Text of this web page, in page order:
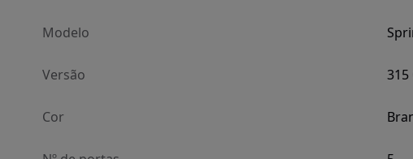
Modelo
Versão 315
Cor